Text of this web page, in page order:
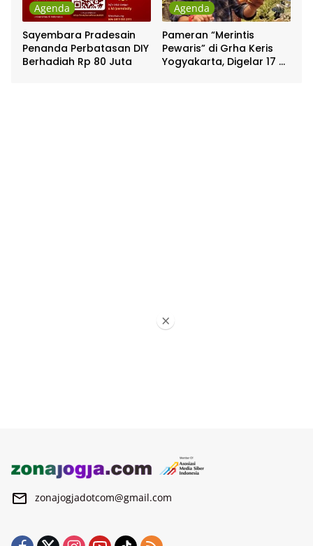
Agenda
Sayembara Pradesain
Penanda Perbatasan DIY
Berhadiah Rp 80 Juta
Agenda
Pameran “Merintis
Pewaris” di Grha Keris
Yogyakarta, Digelar 17 –
zonajogjadotcom@gmail.com
×